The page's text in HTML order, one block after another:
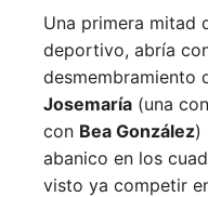
Una primera mitad
deportivo, abría
desmembramiento
Josemaría (una con
con Bea González)
abanico en los
visto ya competir